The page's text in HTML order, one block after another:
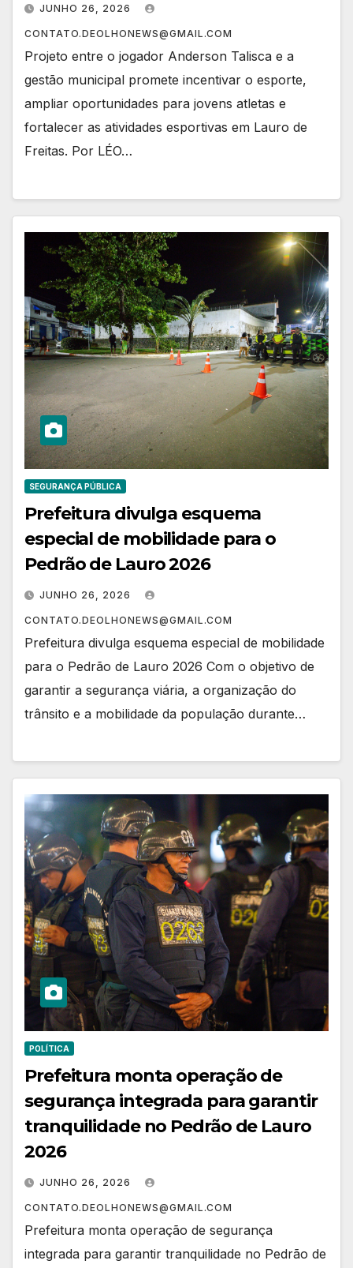
JUNHO 26, 2026
CONTATO.DEOLHONEWS@GMAIL.COM
Projeto entre o jogador Anderson Talisca e a
gestão municipal promete incentivar o esporte,
ampliar oportunidades para jovens atletas e
fortalecer as atividades esportivas em Lauro de
Freitas. Por LÉO…
SEGURANÇA PÚBLICA
Prefeitura divulga esquema
especial de mobilidade para o
Pedrão de Lauro 2026
JUNHO 26, 2026
CONTATO.DEOLHONEWS@GMAIL.COM
Prefeitura divulga esquema especial de mobilidade
para o Pedrão de Lauro 2026 Com o objetivo de
garantir a segurança viária, a organização do
trânsito e a mobilidade da população durante…
POLÍTICA
Prefeitura monta operação de
segurança integrada para garantir
tranquilidade no Pedrão de Lauro
2026
JUNHO 26, 2026
CONTATO.DEOLHONEWS@GMAIL.COM
Prefeitura monta operação de segurança
integrada para garantir tranquilidade no Pedrão de